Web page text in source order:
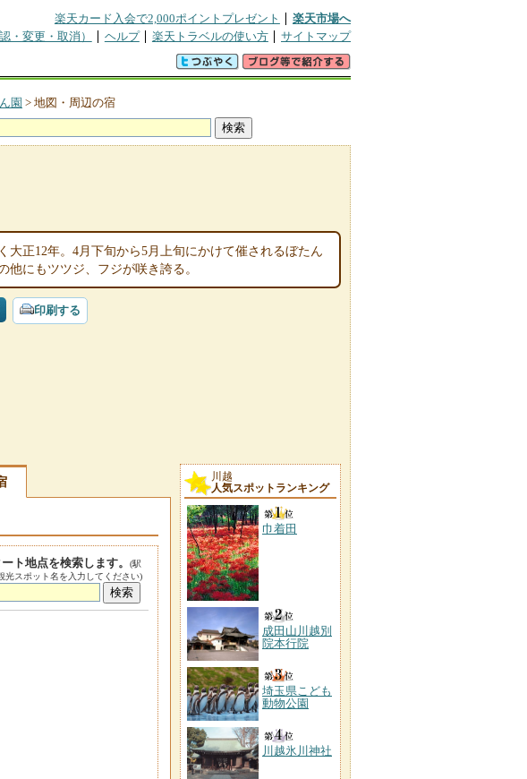
楽天カード入会で2,000ポイントプレゼント
楽天市場へ
・変更・取消） ヘルプ 楽天トラベルの使い方 サイトマップ
園 > 地図・周辺の宿
正12年。4月下旬から5月上旬にかけて催されるぼたん
にもツツジ、フジが咲き誇る。
印刷する
ト地点を検索します。
(駅
光スポット名を入力してください)
川越
人気スポットランキング
巾着田
成田山川越別
院本行院
埼玉県こども
動物公園
川越氷川神社